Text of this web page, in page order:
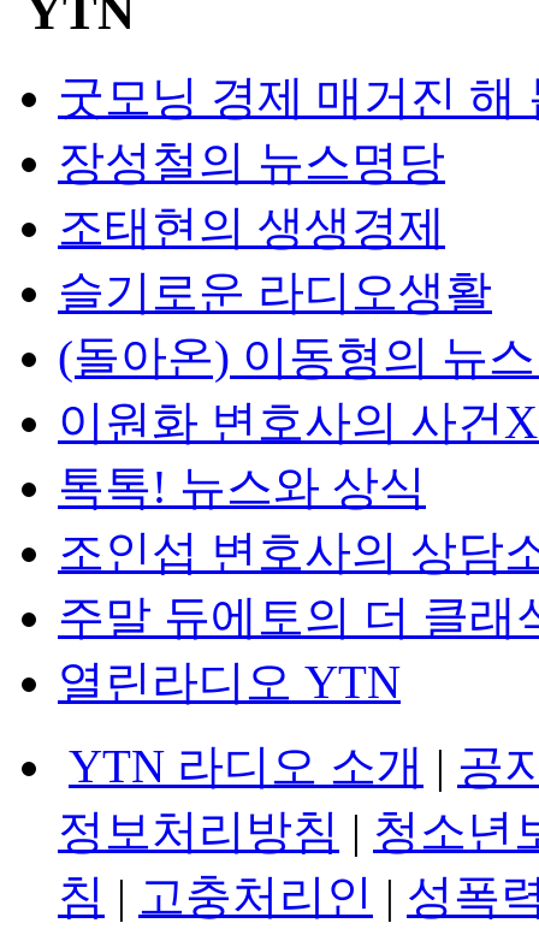
굿모닝 경제 매거진 해
장성철의 뉴스명당
조태현의 생생경제
슬기로운 라디오생활
(돌아온) 이동형의 뉴
이원화 변호사의 사건
톡톡! 뉴스와 상식
조인섭 변호사의 상담
주말 듀에토의 더 클래
열린라디오 YTN
YTN 라디오 소개 | 공
정보처리방침 | 청소년
침 | 고충처리인 | 성폭